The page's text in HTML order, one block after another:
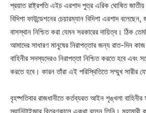
প্রয়াত রাষ্ট্রপতি এইচ এরশাদ পুত্র এরিক ঘোষিত জাতীয়
বিদিশা ফাউন্ডেশনের চেয়ারম্যান বিদিশা এরশাদ
বাসস্থান নিশ্চিত করা যেমন সরকারের দায়িত্ব। ঠিক
আমাদের সাধারণ মানুষের নিরাপত্তার জন্য রাত-দিন
বাহিনীর সদস্যদেরও নিরাপত্তা নিশ্চিত করতে হবে
করতে হবে। কারন তাঁরা এই পরিস্থিতিতে সম্মুখ সারীর
বৃহষ্পতিবার রাজধানীতে কর্তব্যরত আইন শৃঙ্খলা